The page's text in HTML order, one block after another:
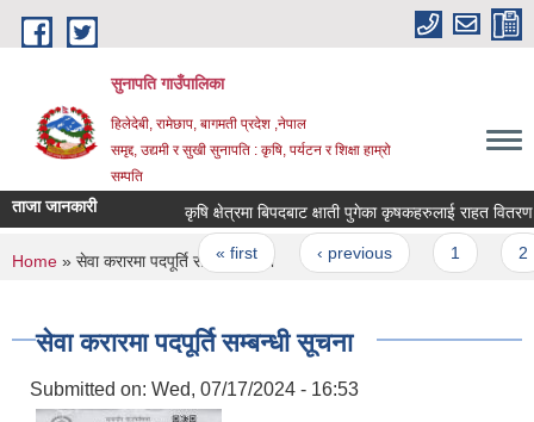
Skip to main content
सुनापति गाउँपालिका
हिलेदेबी, रामेछाप, बागमती प्रदेश ,नेपाल
समृद्द, उद्यमी र सुखी सुनापति : कृषि, पर्यटन र शिक्षा हाम्रो
सम्पति
ताजा जानकारी कृषि क्षेत्रमा बिपदबाट क्षाती पुगेका कृषकहरुलाई राहत वितरण
Pages
« first ‹ previous
You are here
Home » सेवा करारमा पदपूर्ति सम्बन्धी सूचना
सेवा करारमा पदपूर्ति सम्बन्धी सूचना
Submitted on: Wed, 07/17/2024 - 16:53